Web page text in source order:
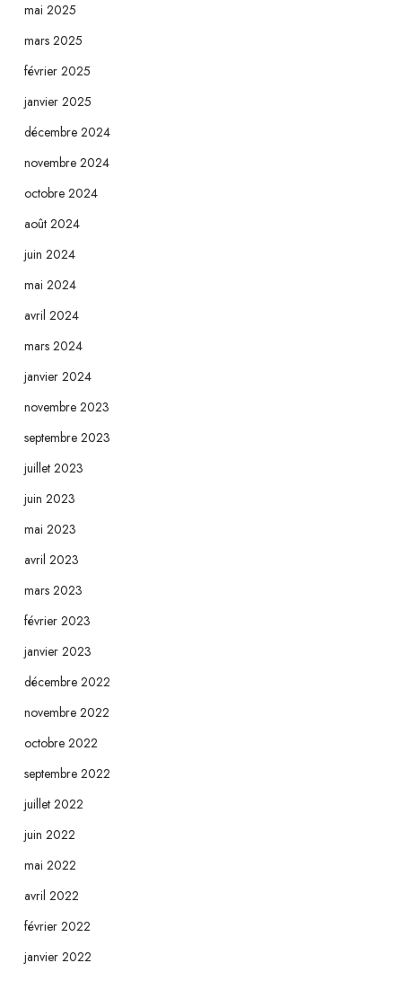
mai 2025
mars 2025
février 2025
janvier 2025
décembre 2024
novembre 2024
octobre 2024
août 2024
juin 2024
mai 2024
avril 2024
mars 2024
janvier 2024
novembre 2023
septembre 2023
juillet 2023
juin 2023
mai 2023
avril 2023
mars 2023
février 2023
janvier 2023
décembre 2022
novembre 2022
octobre 2022
septembre 2022
juillet 2022
juin 2022
mai 2022
avril 2022
février 2022
janvier 2022